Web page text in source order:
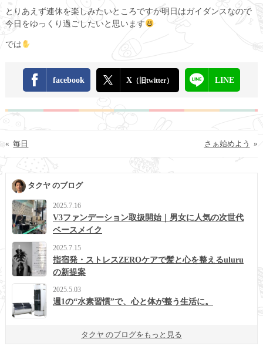
とりあえず連休を楽しみたいところですが明日はガイダンスなので
今日をゆっくり過ごしたいと思います
では
facebook X（旧twitter） LINE
« 毎日 »
さぁ始めよう
タクヤ のブログ
2025.7.16
V3ファンデーション取扱開始｜男女に人気の次世代
ベースメイク
2025.7.15
指宿発・ストレスZEROケアで髪と心を整えるuluru
の新提案
2025.5.03
週1の“水素習慣”で、心と体が整う生活に。
タクヤ のブログをもっと見る